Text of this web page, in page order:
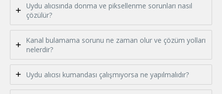
Uydu alıcısında donma ve piksellenme sorunları nasıl
çözülür?
Kanal bulamama sorunu ne zaman olur ve çözüm yolları
nelerdir?
Uydu alıcısı kumandası çalışmıyorsa ne yapılmalıdır?